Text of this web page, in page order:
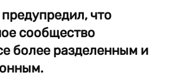
что
сообщество
более разделенным и